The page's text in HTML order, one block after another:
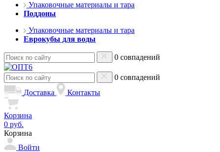
Упаковочные материалы и тара
Поддоны
Упаковочные материалы и тара
Еврокубы для воды
0 совпадений
0 совпадений
Доставка
Контакты
Корзина
0 руб.
Корзина
Войти